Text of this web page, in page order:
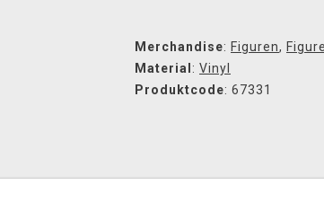
Merchandise: Figuren,
Material : Vinyl
Produktcode: 67331